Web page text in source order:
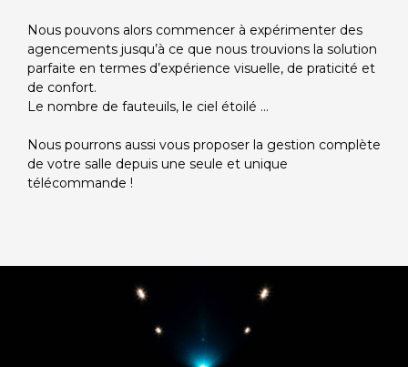
Nous pouvons alors commencer à expérimenter des
agencements jusqu’à ce que nous trouvions la solution
parfaite en termes d’expérience visuelle, de praticité et
de confort.
Le nombre de fauteuils, le ciel étoilé ...
Nous pourrons aussi vous proposer la gestion complète
de votre salle depuis une seule et unique
télécommande !